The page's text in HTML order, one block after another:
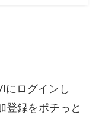
にログインし
登録をポチっと